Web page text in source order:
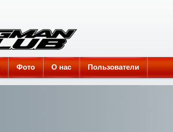
Фото О нас Пользователи